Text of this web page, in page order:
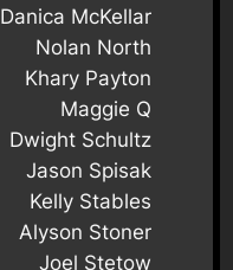
Danica McKellar
Nolan North
Khary Payton
Maggie Q
Dwight Schultz
Jason Spisak
Kelly Stables
Alyson Stoner
Joel Stetow